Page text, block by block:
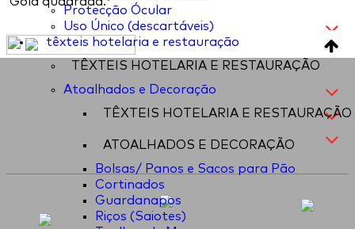
Protecção Ócular
Uso Único (descartáveis)
têxteis hotelaria e restauração
TÊXTEIS HOTELARIA E RESTAURAÇÃO
Atoalhados e Decoração
TÊXTEIS HOTELARIA E RESTAURAÇÃO
ATOALHADOS E DECORAÇÃO
Bolsas/ Panos e Sacos para Pão
Cortinados
Guardanapos
Riços (Saiotes)